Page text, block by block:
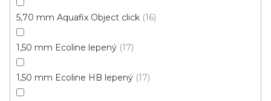
5,70 mm Aquafix Object click 16
1,50 mm Ecoline lepený 17
1,50 mm Ecoline HB lepený 17
Fix 30 (lepená)